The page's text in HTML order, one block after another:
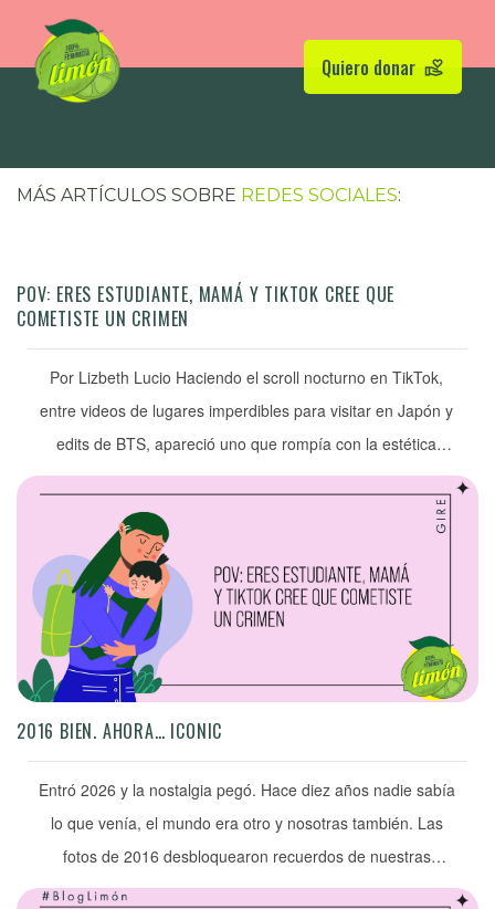
Quiero donar
MÁS ARTÍCULOS SOBRE REDES SOCIALES:
POV: ERES ESTUDIANTE, MAMÁ Y TIKTOK CREE QUE
COMETISTE UN CRIMEN
Por Lizbeth Lucio Haciendo el scroll nocturno en TikTok,
entre videos de lugares imperdibles para visitar en Japón y
edits de BTS, apareció uno que rompía con la estética
oriental de mi algoritmo, pero que llamó mi atención cuando
escuché a una morra decir: “mi escuela me está negando un
lugar digno para la lactancia”. […]
2016 BIEN. AHORA… ICONIC
Entró 2026 y la nostalgia pegó. Hace diez años nadie sabía
lo que venía, el mundo era otro y nosotras también. Las
fotos de 2016 desbloquearon recuerdos de nuestras
versiones pasadas que contrastan con el plot twist de